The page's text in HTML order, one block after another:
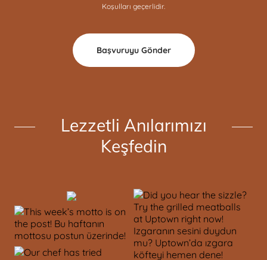
Koşulları geçerlidir.
Başvuruyu Gönder
Lezzetli Anılarımızı
Keşfedin